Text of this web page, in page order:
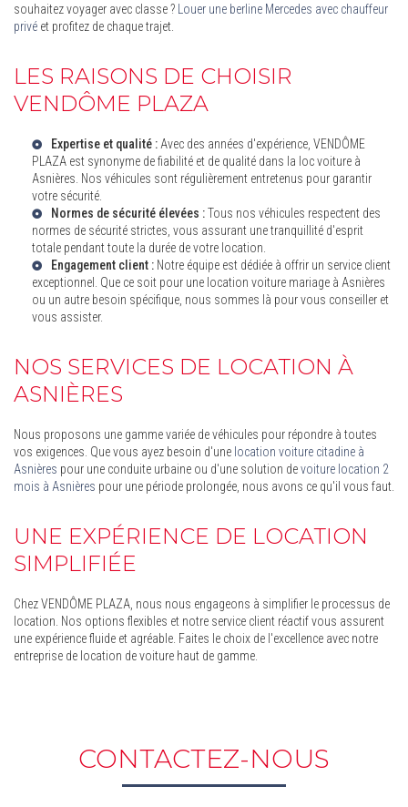
souhaitez voyager avec classe ?
Louer une berline Mercedes avec chauffeur
privé et profitez de chaque trajet.
LES RAISONS DE CHOISIR
VENDÔME PLAZA
Expertise et qualité : Avec des années d'expérience, VENDÔME
PLAZA est synonyme de fiabilité et de qualité dans la loc voiture à
Asnières . Nos véhicules sont régulièrement entretenus pour garantir
votre sécurité.
Normes de sécurité élevées :Tous nos véhicules respectent des
normes de sécurité strictes, vous assurant une tranquillité d'esprit
totale pendant toute la durée de votre location.
Engagement client : Notre équipe est dédiée à offrir un service client
exceptionnel. Que ce soit pour une location voiture mariage à Asnières
ou un autre besoin spécifique, nous sommes là pour vous conseiller et
vous assister.
NOS SERVICES DE LOCATION À
ASNIÈRES
Nous proposons une gamme variée de véhicules pour répondre à toutes
vos exigences. Que vous ayez besoin d'une location voiture citadine à
Asnières pour une conduite urbaine ou d'une solution devoiture location 2
mois à Asnières pour une période prolongée, nous avons ce qu'il vous faut.
UNE EXPÉRIENCE DE LOCATION
SIMPLIFIÉE
Chez VENDÔME PLAZA, nous nous engageons à simplifier le processus de
location. Nos options flexibles et notre service client réactif vous assurent
une expérience fluide et agréable. Faites le choix de l'excellence avec notre
entreprise de location de voiture haut de gamme.
CONTACTEZ-NOUS